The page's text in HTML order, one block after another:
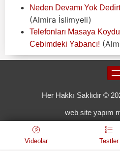
Neden Devamı Yok
(Almira İslimyeli)
Telefonları Masaya
Cebimdeki Yabancı!
Her Hakkı Saklıdır ©
web site yapım
Videolar Testler